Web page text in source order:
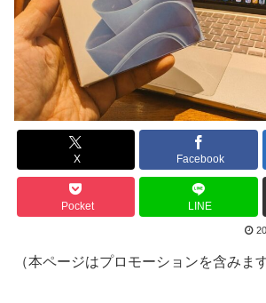
X Facebook
Pocket LINE
（本ページはプロモーションを含みます